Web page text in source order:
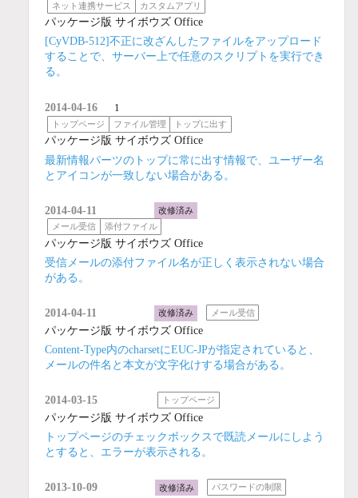
ネット連携サービス
カスタムアプリ
パッケージ版 サイボウズ Office
[CyVDB-512]不正に改ざんしたファイルをアップロード
することで、サーバー上で任意のスクリプトを実行でき
る。
2014-04-16 1
トップページ ファイル管理 トップに出す
パッケージ版 サイボウズ Office
最新情報パーツのトップに常に出す情報で、ユーザー名
とアイコンが一致しない場合がある。
2014-04-11
改修済み
メール受信
添付ファイル
パッケージ版 サイボウズ Office
受信メールの添付ファイル名が正しく表示されない場合
がある。
2014-04-11 改修済み メール受信
パッケージ版 サイボウズ Office
Content-Type内のcharsetにEUC-JPが指定されていると、
メールの件名と本文が文字化けする場合がある。
2014-03-15 トップページ
パッケージ版 サイボウズ Office
トップページのチェックボックスで既読メールにしよう
とすると、エラーが表示される。
2013-10-09 改修済み パスワードの制限